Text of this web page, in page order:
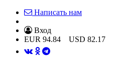
Написать нам
Вход
EUR 94.84 USD 82.17